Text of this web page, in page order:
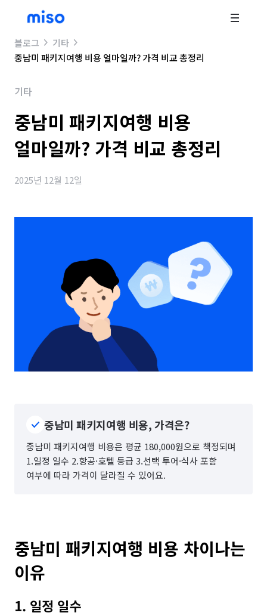
블로그
기타
중남미 패키지여행 비용 얼마일까? 가격 비교 총정리
기타
중남미 패키지여행 비용
얼마일까? 가격 비교 총정리
2025년 12월 12일
중남미 패키지여행 비용, 가격은?
중남미 패키지여행 비용은 평균 180,000원으로 책정되며
1.일정 일수 2.항공·호텔 등급 3.선택 투어·식사 포함
여부에 따라 가격이 달라질 수 있어요.
중남미 패키지여행 비용 차이나는
이유
1. 일정 일수